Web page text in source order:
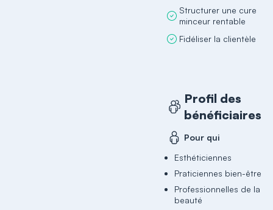
Structurer une cure
minceur rentable
Fidéliser la clientèle
Profil des
bénéficiaires
Pour qui
Esthéticiennes
Praticiennes bien-être
Professionnelles de la
beauté